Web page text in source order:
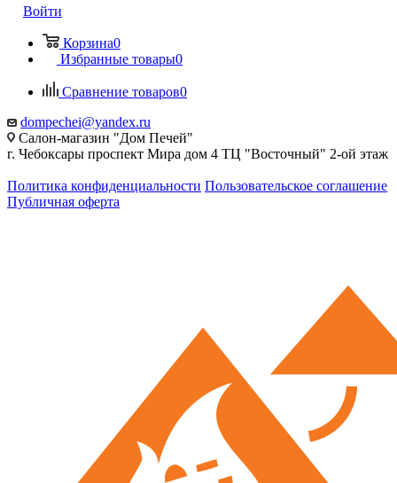
Войти
Корзина0
Избранные товары0
Сравнение товаров0
dompechei@yandex.ru
Салон-магазин "Дом Печей"
г. Чебоксары проспект Мира дом 4 ТЦ "Восточный" 2-ой этаж
Политика конфиденциальности Пользовательское соглашение
Публичная оферта